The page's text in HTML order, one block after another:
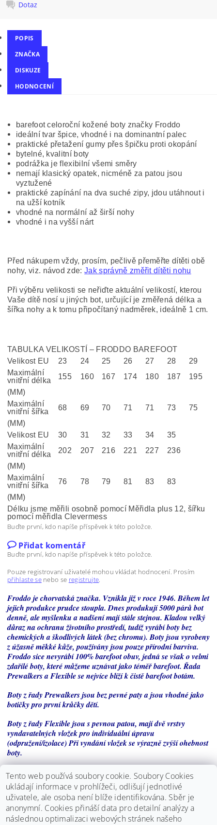
Dotaz
POPIS
ZNAČKA
DISKUZE
HODNOCENÍ
barefoot celoroční kožené boty značky Froddo
ideální tvar špice, vhodné i na dominantní palec
praktické přetažení gumy přes špičku proti okopání
bytelné, kvalitní boty
podrážka je flexibilní všemi směry
nemají klasický opatek, nicméně za patou jsou
vyztužené
praktické zapínání na dva suché zipy, jdou utáhnout i
na užší kotník
vhodné na normální až širší nohy
vhodné i na vyšší nárt
Před nákupem vždy, prosím, pečlivě přeměřte dítěti obě
nohy, viz. návod zde:Jak správně změřit dítěti nohu
Při výběru velikosti se neřiďte aktuální velikostí, kterou
Vaše dítě nosí u jiných bot, určující je změřená délka a
šířka nohy a k tomu připočítaný nadměrek, ideálně 1 cm.
TABULKA VELIKOSTÍ – FRODDO BAREFOOT
Velikost EU
23 24 25 26 27 28
29
Maximální
vnitřní délka
155 160 167 174 180 187
195
(MM)
Maximální
vnitřní šířka
68 69 70 71 71 73
75
(MM)
Velikost EU
30 31 32 33 34
35
Maximální
vnitřní délka
202 207 216 221 227
236
(MM)
Maximální
vnitřní šířka
76 78 79 81 83
83
(MM)
Délku jsme měřili osobně pomocí Měřidla plus 12, šířku
pomocí měřidla Clevermess
Buďte první, kdo napíše příspěvek k této položce.
Přidat komentář
Buďte první, kdo napíše příspěvek k této položce.
Pouze registrovaní uživatelé mohou vkládat hodnocení. Prosím
přihlaste senebo se registrujte.
Froddo je chorvatská značka. Vznikla již v roce 1946. Během let
jejich produkce prudce stoupla. Dnes produkují 5000 párů bot
denně, ale myšlenku a nadšení mají stále stejnou. Kladou velký
důraz na ochranu životního prostředí, tudíž vyrábí boty bez
chemických a škodlivých látek (bez chromu). Boty jsou vyrobeny
z úžasně měkké kůže, používány jsou pouze přírodní barviva.
Froddo sice nevyrábí 100% barefoot obuv, jedná se však o velmi
zdařilé boty, které můžeme uznávat jako téměř barefoot. Řada
Prewalkers a Flexible se nejvíce blíží k čistě barefoot botám.
Boty z řady Prewalkers jsou bez pevné paty a jsou vhodné jako
botičky pro první krůčky dětí.
Boty z řady Flexible jsou s pevnou patou, mají dvě vrstvy
vyndavatelných vložek pro individuální úpravu
(odpružení/izolace) Při vyndání vložek se výrazně zvýší ohebnost
boty.
Určení:
- úzká noha
- normální noha
Tento web používá soubory cookie. Soubory Cookies
ukládají informace v prohlížeči, odlišují jednotlivé
uživatele, ale osoba není blíže identifikována. Sběr je
anonymní. Cookies přináší data pro detailní analýzy a
následnou optimalizaci webových stránek našeho